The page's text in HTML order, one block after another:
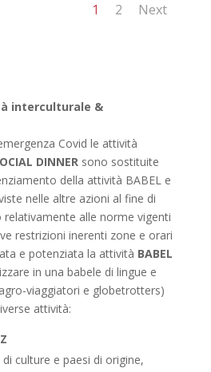
1 2 Next
interculturale &
Covid le attività
DINNERsono sostituite
della attività BABEL e
nelle altre azioni al fine di
alle norme vigenti
restrizioni inerenti zone e orari
e potenziata la attività BABEL
in una babele di lingue e
viaggiatori e globetrotters)
attività:
culture e paesi di origine,